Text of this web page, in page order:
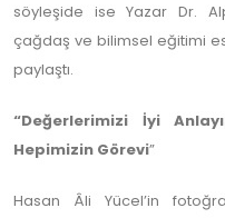
söyleşide ise Yazar Dr.
çağdaş ve bilimsel eğitimi
paylaştı.
“Değerlerimizi İyi
Hepimizin Görevi”
Hasan Âli Yücel’in